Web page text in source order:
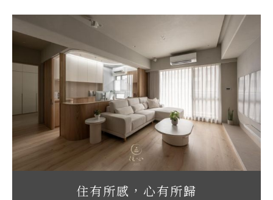
住有所感，心有所歸